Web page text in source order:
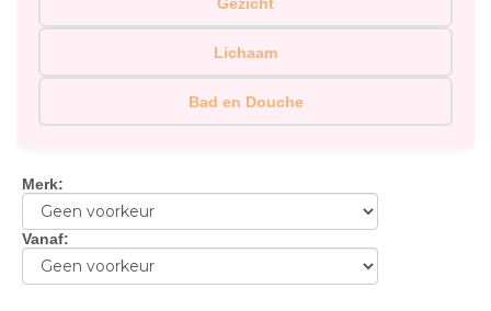
Lichaam
Bad en Douche
Merk:
Vanaf: